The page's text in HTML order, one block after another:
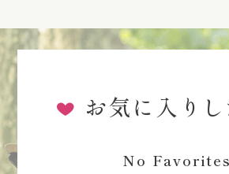
お気に入り
No Favorites